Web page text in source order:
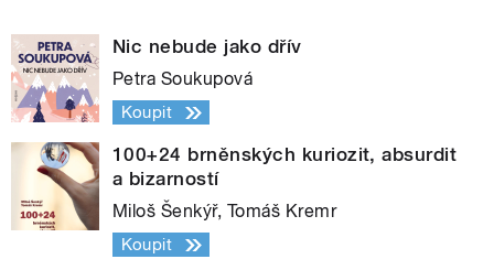
Nic nebude jako dřív
Petra Soukupová
Koupit
100+24 brněnských kuriozit, absurdit
a bizarností
Miloš Šenkýř, Tomáš Kremr
Koupit